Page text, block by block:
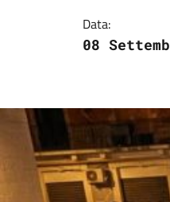
Data:
08